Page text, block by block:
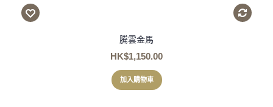
騰雲金馬
HK$1,150.00
加入購物車